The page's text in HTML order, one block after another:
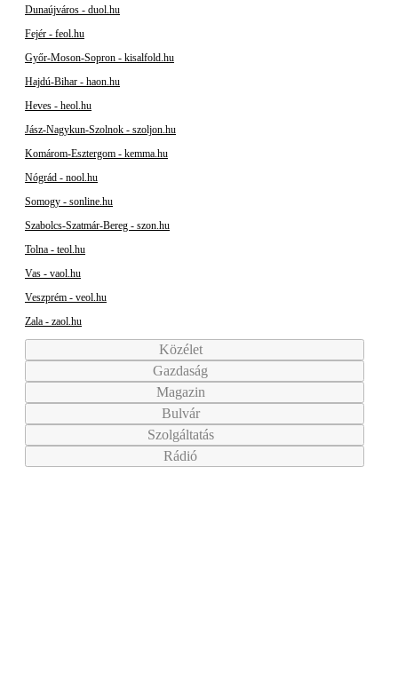
Dunaújváros - duol.hu
Fejér - feol.hu
Győr-Moson-Sopron - kisalfold.hu
Hajdú-Bihar - haon.hu
Heves - heol.hu
Jász-Nagykun-Szolnok - szoljon.hu
Komárom-Esztergom - kemma.hu
Nógrád - nool.hu
Somogy - sonline.hu
Szabolcs-Szatmár-Bereg - szon.hu
Tolna - teol.hu
Vas - vaol.hu
Veszprém - veol.hu
Zala - zaol.hu
Közélet
Gazdaság
Magazin
Bulvár
Szolgáltatás
Rádió